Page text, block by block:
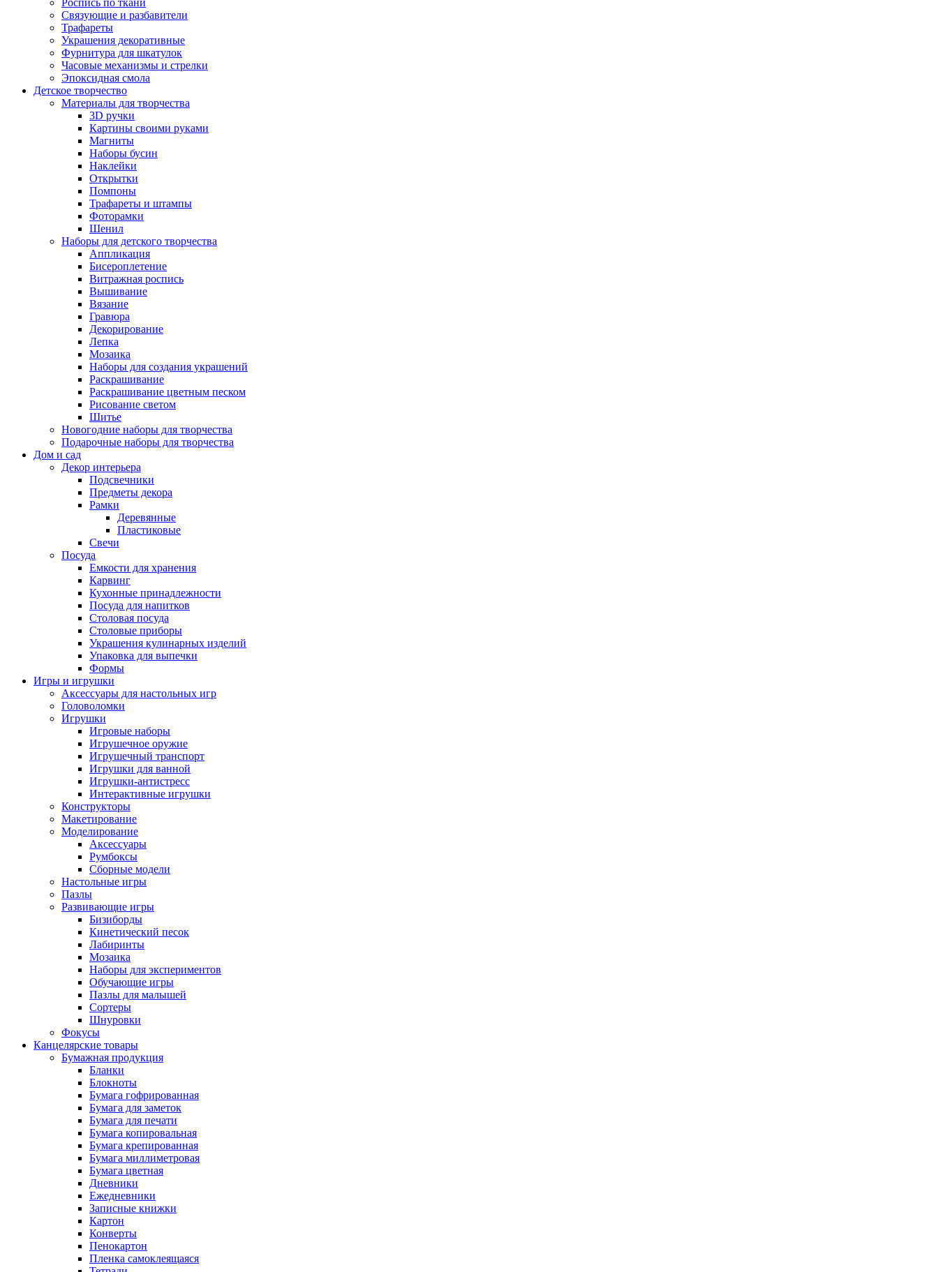
Роспись по ткани
Связующие и разбавители
Трафареты
Украшения декоративные
Фурнитура для шкатулок
Часовые механизмы и стрелки
Эпоксидная смола
Детское творчество
Материалы для творчества
3D ручки
Картины своими руками
Магниты
Наборы бусин
Наклейки
Открытки
Помпоны
Трафареты и штампы
Фоторамки
Шенил
Наборы для детского творчества
Аппликация
Бисероплетение
Витражная роспись
Вышивание
Вязание
Гравюра
Декорирование
Лепка
Мозаика
Наборы для создания украшений
Раскрашивание
Раскрашивание цветным песком
Рисование светом
Шитье
Новогодние наборы для творчества
Подарочные наборы для творчества
Дом и сад
Декор интерьера
Подсвечники
Предметы декора
Рамки
Деревянные
Пластиковые
Свечи
Посуда
Емкости для хранения
Карвинг
Кухонные принадлежности
Посуда для напитков
Столовая посуда
Столовые приборы
Украшения кулинарных изделий
Упаковка для выпечки
Формы
Игры и игрушки
Аксессуары для настольных игр
Головоломки
Игрушки
Игровые наборы
Игрушечное оружие
Игрушечный транспорт
Игрушки для ванной
Игрушки-антистресс
Интерактивные игрушки
Конструкторы
Макетирование
Моделирование
Аксессуары
Румбоксы
Сборные модели
Настольные игры
Пазлы
Развивающие игры
Бизиборды
Кинетический песок
Лабиринты
Мозаика
Наборы для экспериментов
Обучающие игры
Пазлы для малышей
Сортеры
Шнуровки
Фокусы
Канцелярские товары
Бумажная продукция
Бланки
Блокноты
Бумага гофрированная
Бумага для заметок
Бумага для печати
Бумага копировальная
Бумага крепированная
Бумага миллиметровая
Бумага цветная
Дневники
Ежедневники
Записные книжки
Картон
Конверты
Пенокартон
Пленка самоклеящаяся